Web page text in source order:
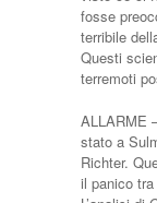
fosse
terribile
Questi
terremoti
ALLARME
stato a
Richter.
il panico